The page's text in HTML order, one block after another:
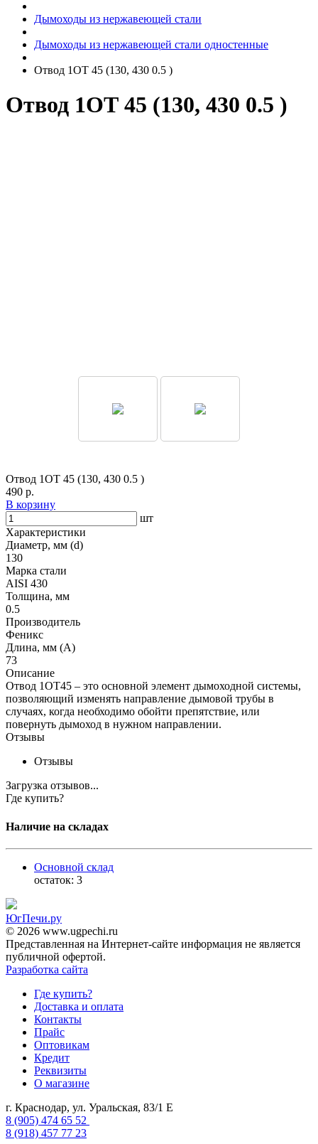
Дымоходы из нержавеющей стали
Дымоходы из нержавеющей стали одностенные
Отвод 1ОТ 45 (130, 430 0.5 )
Отвод 1ОТ 45 (130, 430 0.5 )
Отвод 1ОТ 45 (130, 430 0.5 )
490 р.
В корзину
шт
Характеристики
Диаметр, мм (d)
130
Марка стали
AISI 430
Толщина, мм
0.5
Производитель
Феникс
Длина, мм (A)
73
Описание
Отвод 1ОТ45 – это основной элемент дымоходной системы,
позволяющий изменять направление дымовой трубы в
случаях, когда необходимо обойти препятствие, или
повернуть дымоход в нужном направлении.
Отзывы
Отзывы
Загрузка отзывов...
Где купить?
Наличие на складах
Основной склад
остаток: 3
ЮгПечи.ру
© 2026 www.ugpechi.ru
Представленная на Интернет-сайте информация не является
публичной офертой.
Разработка сайта
Где купить?
Доставка и оплата
Контакты
Прайс
Оптовикам
Кредит
Реквизиты
О магазине
г. Краснодар, ул. Уральская, 83/1 Е
8 (905) 474 65 52
8 (918) 457 77 23